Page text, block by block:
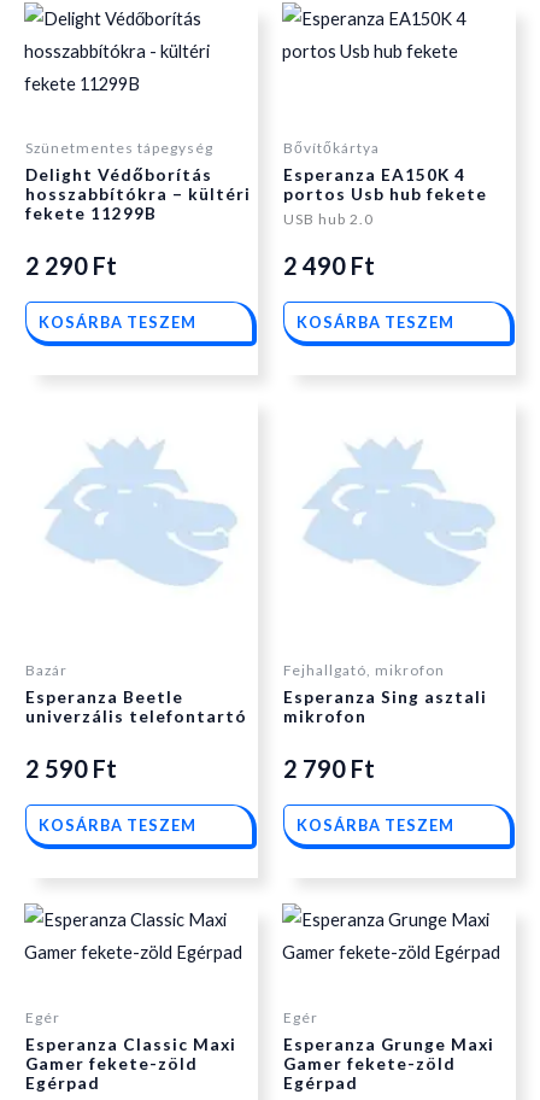
Szünetmentes tápegység
Delight Védőborítás
hosszabbítókra – kültéri
fekete 11299B
2 290 Ft
KOSÁRBA TESZEM
Bővítőkártya
Esperanza EA150K 4
portos Usb hub fekete
USB hub 2.0
2 490 Ft
KOSÁRBA TESZEM
Bazár
Esperanza Beetle
univerzális telefontartó
2 590 Ft
KOSÁRBA TESZEM
Fejhallgató, mikrofon
Esperanza Sing asztali
mikrofon
2 790 Ft
KOSÁRBA TESZEM
Egér
Esperanza Classic Maxi
Gamer fekete-zöld
Egérpad
Egér
Esperanza Grunge Maxi
Gamer fekete-zöld
Egérpad